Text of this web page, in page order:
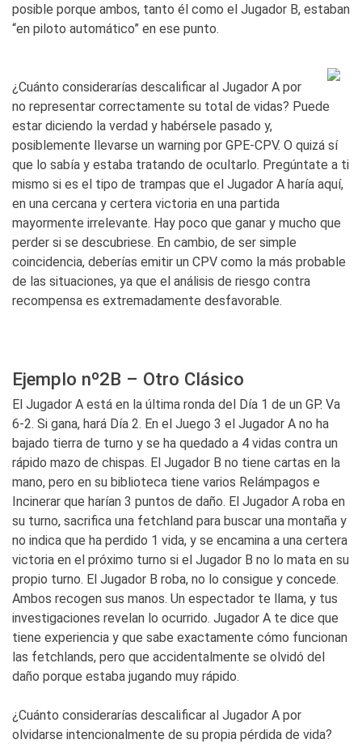
posible porque ambos, tanto él como el Jugador B, estaban
“en piloto automático” en ese punto.
¿Cuánto considerarías descalificar al Jugador A por
no representar correctamente su total de vidas? Puede
estar diciendo la verdad y habérsele pasado y,
posiblemente llevarse un warning por GPE-CPV. O quizá sí
que lo sabía y estaba tratando de ocultarlo. Pregúntate a ti
mismo si es el tipo de trampas que el Jugador A haría aquí,
en una cercana y certera victoria en una partida
mayormente irrelevante. Hay poco que ganar y mucho que
perder si se descubriese. En cambio, de ser simple
coincidencia, deberías emitir un CPV como la más probable
de las situaciones, ya que el análisis de riesgo contra
recompensa es extremadamente desfavorable.
Ejemplo nº2B – Otro Clásico
El Jugador A está en la última ronda del Día 1 de un GP. Va
6-2. Si gana, hará Día 2. En el Juego 3 el Jugador A no ha
bajado tierra de turno y se ha quedado a 4 vidas contra un
rápido mazo de chispas. El Jugador B no tiene cartas en la
mano, pero en su biblioteca tiene varios Relámpagos e
Incinerar que harían 3 puntos de daño. El Jugador A roba en
su turno, sacrifica una fetchland para buscar una montaña y
no indica que ha perdido 1 vida, y se encamina a una certera
victoria en el próximo turno si el Jugador B no lo mata en su
propio turno. El Jugador B roba, no lo consigue y concede.
Ambos recogen sus manos. Un espectador te llama, y tus
investigaciones revelan lo ocurrido. Jugador A te dice que
tiene experiencia y que sabe exactamente cómo funcionan
las fetchlands, pero que accidentalmente se olvidó del
daño porque estaba jugando muy rápido.
¿Cuánto considerarías descalificar al Jugador A por
olvidarse intencionalmente de su propia pérdida de vida?